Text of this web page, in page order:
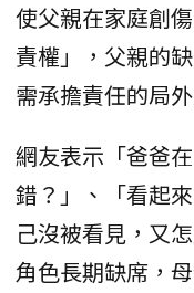
使父親在家庭創
責權」，父親的
需承擔責任的局外
網友表示「爸爸
錯？」、「看起
己沒被看見，又
角色長期缺席，